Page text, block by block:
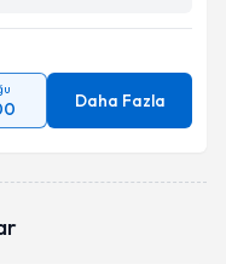
Gönder
Daha Fazla